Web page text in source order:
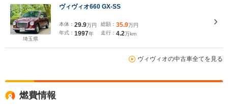
埼玉県
ヴィヴィオ660 GX-SS
本体： 29.9万円
年式： 1997年
総額： 35.9万円
走行： 4.2万km
ヴィヴィオの中古車全てを見る
燃費情報